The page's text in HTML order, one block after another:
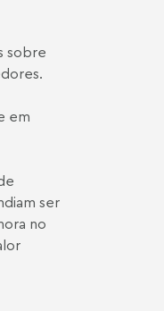
sobre
em
ser
no